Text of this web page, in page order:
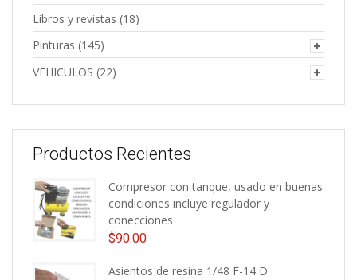
Libros y revistas (18)
Pinturas (145)
VEHICULOS (22)
Productos Recientes
Compresor con tanque, usado en buenas
condiciones incluye regulador y
conecciones
$90.00
Asientos de resina 1/48 F-14 D